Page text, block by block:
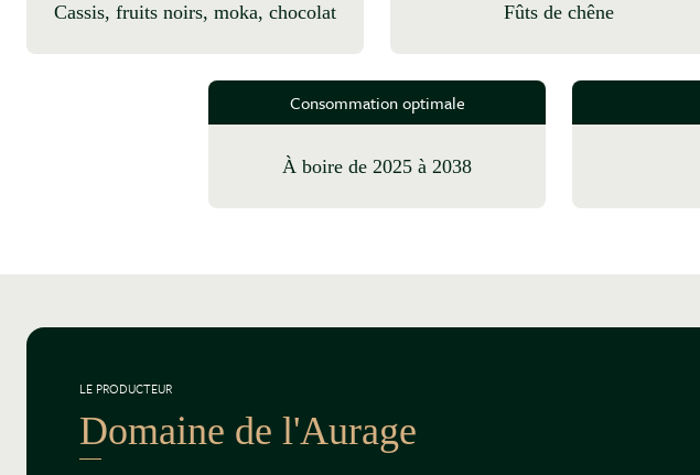
cassis, fruits noirs, moka, chocolat fûts de chêne
Consommation optimale
à boire de 2025 à 2038
LE PRODUCTEUR
Domaine de l'Aurage